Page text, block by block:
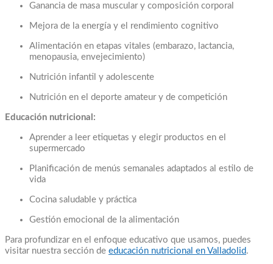
Ganancia de masa muscular y composición corporal
Mejora de la energía y el rendimiento cognitivo
Alimentación en etapas vitales (embarazo, lactancia,
menopausia, envejecimiento)
Nutrición infantil y adolescente
Nutrición en el deporte amateur y de competición
Educación nutricional:
Aprender a leer etiquetas y elegir productos en el
supermercado
Planificación de menús semanales adaptados al estilo de
vida
Cocina saludable y práctica
Gestión emocional de la alimentación
Para profundizar en el enfoque educativo que usamos, puedes
visitar nuestra sección de educación nutricional en Valladolid .